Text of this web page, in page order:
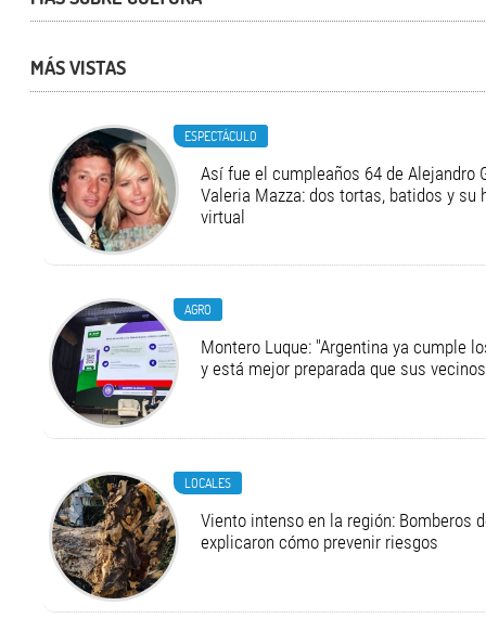
MÁS VISTAS
ESPECTÁCULO
Así fue el cumpleaños 64 de Alejandro
Valeria Mazza: dos tortas, batidos y su
virtual
AGRO
Montero Luque: "Argentina ya cumple
y está mejor preparada que sus
LOCALES
Viento intenso en la región: Bomberos
explicaron cómo prevenir riesgos